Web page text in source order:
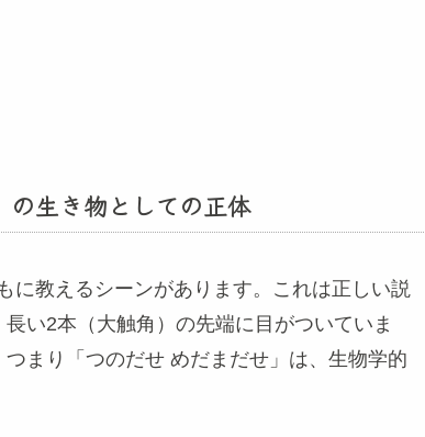
生き物としての正体
に教えるシーンがあります。これは正しい説
い2本（大触角）の先端に目がついていま
まり「つのだせ めだまだせ」は、生物学的